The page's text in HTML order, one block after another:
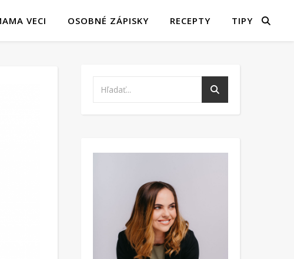
VECI OSOBNÉ ZÁPISKY RECEPTY TIPY